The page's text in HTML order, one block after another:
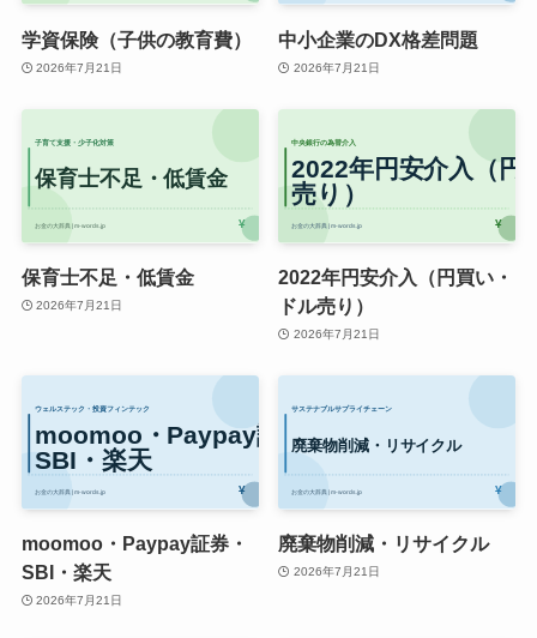
学資保険（子供の教育費）
2026年7月21日
中小企業のDX格差問題
2026年7月21日
保育士不足・低賃金
2026年7月21日
2022年円安介入（円買い・
ドル売り）
2026年7月21日
moomoo・Paypay証券・
SBI・楽天
2026年7月21日
廃棄物削減・リサイクル
2026年7月21日